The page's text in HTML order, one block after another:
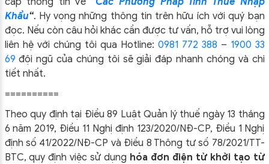
Khẩu“. Hy vọng những thông tin trên hữu ích với quý bạn
đọc. Nếu còn câu hỏi khác cần được tư vấn, hỗ trợ vui lòng
liên hệ với chúng tôi qua Hotline: 0981 772 388 – 1900 33
69 đội ngũ của chúng tôi sẽ giải đáp nhanh chóng và chi
tiết nhất.
==========
Theo quy định tại Điều 89 Luật Quản lý thuế ngày 13 tháng
6 năm 2019, Điều 11 Nghị định 123/2020/NĐ-CP, Điều 1 Nghị
định số 41/2022/NĐ-CP và Điều 8 Thông tư số 78/2021/TT-
BTC, quy định việc sử dụng hóa đơn điện tử khởi tạo từ